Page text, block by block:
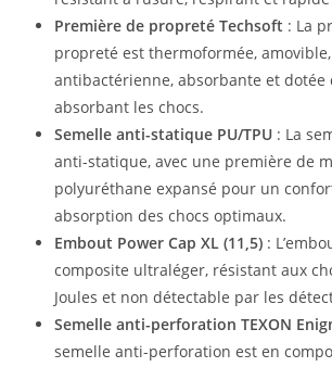
Première de propreté Techsoft : La
propreté est thermoformée, amovible,
antibactérienne, absorbante et dotée
absorbant les chocs.
Semelle anti-statique PU/TPU : La
anti-statique, avec une première de
polyuréthane expansé pour un
absorption des chocs optimaux.
Embout Power Cap XL (11,5) :
composite ultraléger, résistant aux
Joules et non détectable par les
Semelle anti-perforation TEXON
semelle anti-perforation est en